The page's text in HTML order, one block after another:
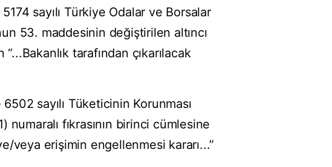
sayılı Türkiye Odalar ve Borsalar
53. maddesinin değiştirilen altıncı
tarafından çıkarılacak
sayılı Tüketicinin Korunması
numaralı fıkrasının birinci cümlesine
veya erişimin engellenmesi kararı...”